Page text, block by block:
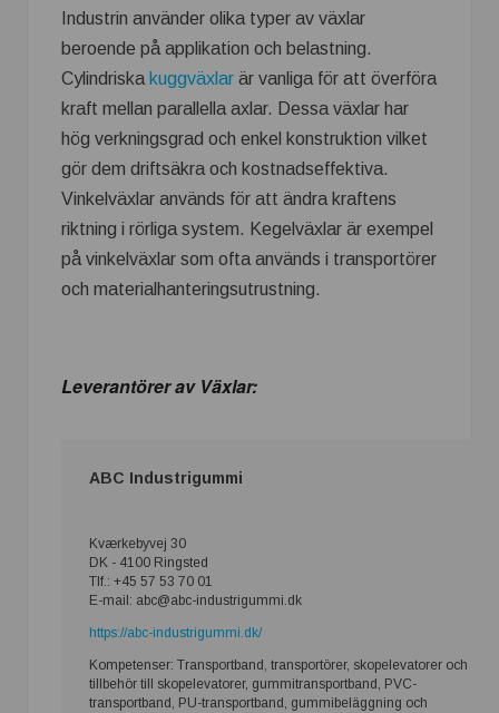
Industrin använder olika typer av växlar
beroende på applikation och belastning.
Cylindriska kuggväxlar är vanliga för att överföra
kraft mellan parallella axlar. Dessa växlar har
hög verkningsgrad och enkel konstruktion vilket
gör dem driftsäkra och kostnadseffektiva.
Vinkelväxlar används för att ändra kraftens
riktning i rörliga system. Kegelväxlar är exempel
på vinkelväxlar som ofta används i transportörer
och materialhanteringsutrustning.
Leverantörer av Växlar:
ABC Industrigummi
Kværkebyvej 30
DK - 4100 Ringsted
Tlf.: +45 57 53 70 01
E-mail: abc@abc-industrigummi.dk
https://abc-industrigummi.dk/
Kompetenser: Transportband, transportörer, skopelevatorer och
tillbehör till skopelevatorer, gummitransportband, PVC-
transportband, PU-transportband, gummibeläggning och